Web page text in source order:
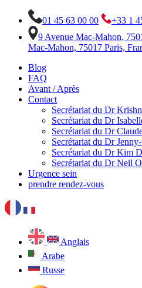
01 45 63 00 00
+33 1
9 Avenue Mac-Mahon,
Mac-Mahon, 75017 Paris,
Blog
FAQ
Avant / Après
Contact
Secrétariat du Dr
Secrétariat du Dr
Secrétariat du Dr
Secrétariat du Dr
Secrétariat du Dr Kim
Secrétariat du Dr Neil
Urgence sein
prendre rendez-vous
Anglais
Arabe
Russe